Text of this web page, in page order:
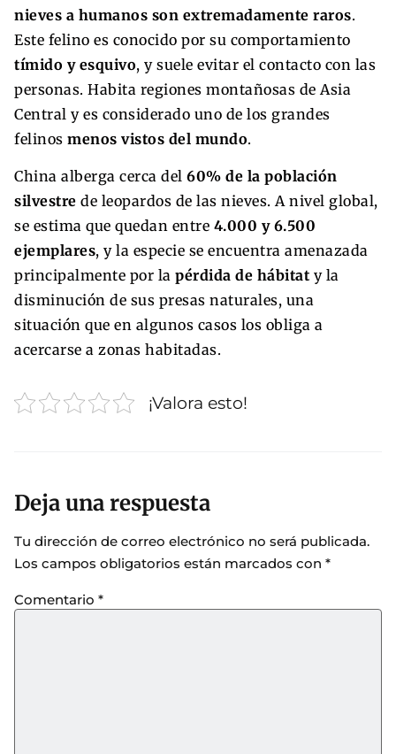
nieves a humanos son extremadamente raros.
Este felino es conocido por su comportamiento
tímido y esquivo, y suele evitar el contacto con las
personas. Habita regiones montañosas de Asia
Central y es considerado uno de los grandes
felinos menos vistos del mundo.
China alberga cerca del 60% de la población
silvestre de leopardos de las nieves. A nivel global,
se estima que quedan entre 4.000 y 6.500
ejemplares, y la especie se encuentra amenazada
principalmente por la pérdida de hábitat y la
disminución de sus presas naturales, una
situación que en algunos casos los obliga a
acercarse a zonas habitadas.
¡Valora esto!
Deja una respuesta
Tu dirección de correo electrónico no será publicada.
Los campos obligatorios están marcados con *
Comentario *